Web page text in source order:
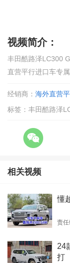
视频简介：
丰田酷路泽LC300
直营平行进口车专
经销商： 海外直营
标签：丰田酷路泽
相关视频
懂
责
24
打